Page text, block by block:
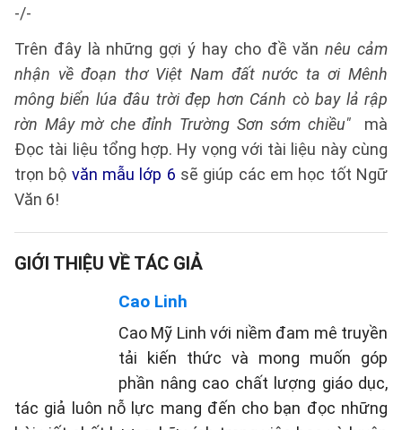
-/-
Trên đây là những gợi ý hay cho đề văn nêu cảm
nhận về đoạn thơ Việt Nam đất nước ta ơi Mênh
mông biển lúa đâu trời đẹp hơn Cánh cò bay lả rập
rờn Mây mờ che đỉnh Trường Sơn sớm chiều" mà
Đọc tài liệu tổng hợp. Hy vọng với tài liệu này cùng
trọn bộ văn mẫu lớp 6 sẽ giúp các em học tốt Ngữ
Văn 6!
GIỚI THIỆU VỀ TÁC GIẢ
Cao Linh
Cao Mỹ Linh với niềm đam mê truyền
tải kiến thức và mong muốn góp
phần nâng cao chất lượng giáo dục,
tác giả luôn nỗ lực mang đến cho bạn đọc những